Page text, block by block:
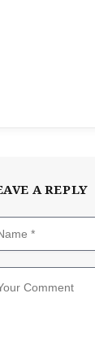
A REPLY